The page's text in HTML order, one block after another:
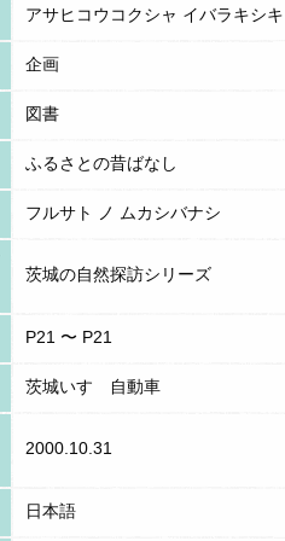
アサヒコウコクシャ イバラキシ
企画
図書
ふるさとの昔ばなし
フルサト ノ ムカシバナシ
茨城の自然探訪シリーズ
P21 〜 P21
茨城いすゞ自動車
2000.10.31
日本語